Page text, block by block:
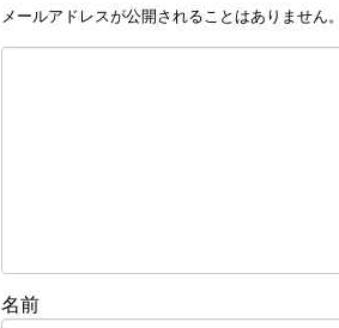
メールアドレスが公開されることはありません
名前